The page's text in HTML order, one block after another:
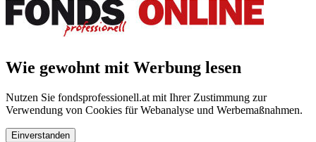
Wie gewohnt mit Werbung lesen
Nutzen Sie fondsprofessionell.at mit Ihrer Zustimmung zur
Verwendung von Cookies für Webanalyse und Werbemaßnahmen.
Einverstanden